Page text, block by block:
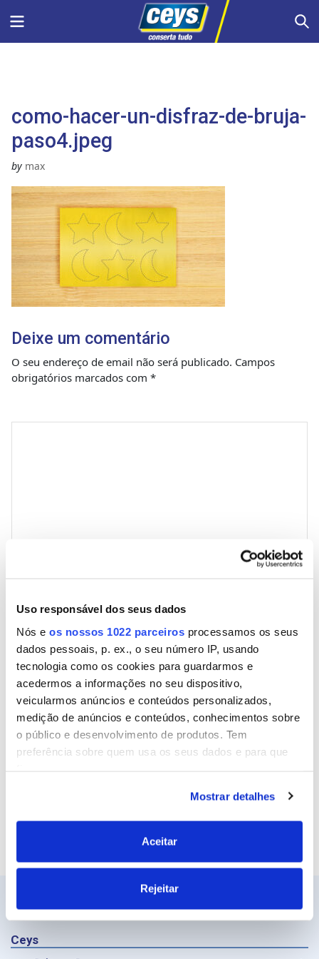
Uso responsável dos seus dados
Nós e os nossos 1022 parceiros processamos os seus
dados pessoais, p. ex., o seu número IP, usando
tecnologia como os cookies para guardarmos e
acedermos a informações no seu dispositivo,
veicularmos anúncios e conteúdos personalizados,
medição de anúncios e conteúdos, conhecimentos sobre
o público e desenvolvimento de produtos. Tem
preferência sobre quem usa os seus dados e para que
Se permitir, gostaríamos também de:
Recolher informações sobre a sua localização
geográfica as quais podem ter uma precisão de
ativa as características específicas (impressão
digital)
processados e defina as suas preferências nasecção de
Mostrar detalhes
Aceitar
Rejeitar
Menu
como-hacer-un-disfraz-de-bruja-
paso4.jpeg
by max
Deixe um comentário
O seu endereço de email não será publicado. Campos
obrigatórios marcados com *
Email
Site
Ceys